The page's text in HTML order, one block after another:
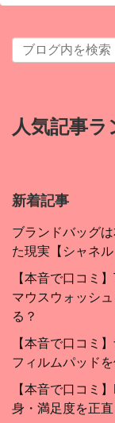
人気記事
新着記事
ブランドバッグ
た現実【シャネ
【本音で口コミ
マウスウォッシ
る？
【本音で口コミ
フィルムパッド
【本音で口コミ
身・満足度を正